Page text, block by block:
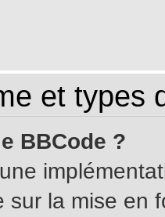
et types
BBCode ?
sur la mise en